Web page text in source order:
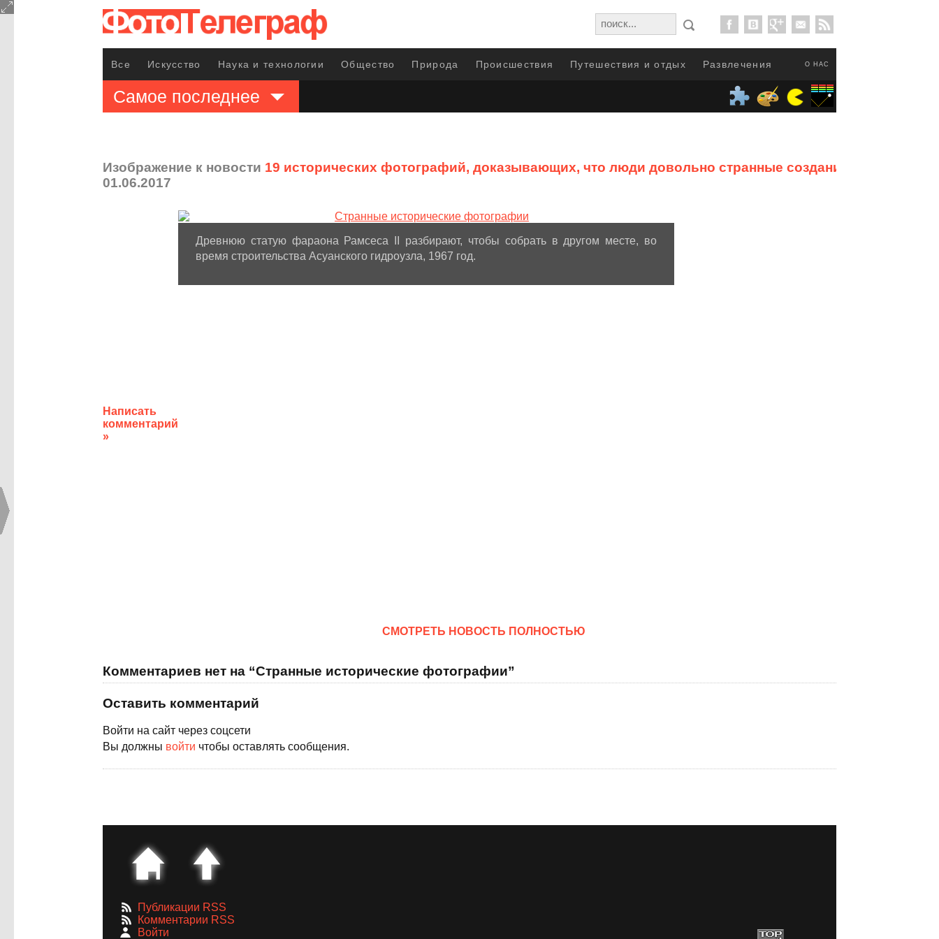
О НАС
Все Искусство Наука и технологии Общество Природа Происшествия Путешествия и отдых Развлечения
Самое последнее
Изображение к новости 19 исторических фотографий, доказывающих, что люди довольно странные создания
01.06.2017
Написать
комментарий
»
Древнюю статую фараона Рамсеса II разбирают, чтобы собрать в другом месте, во
время строительства Асуанского гидроузла, 1967 год.
CМОТРЕТЬ НОВОСТЬ ПОЛНОСТЬЮ
Комментариев нет на “Странные исторические фотографии”
Оставить комментарий
Войти на сайт через соцсети
Вы должны войти чтобы оставлять сообщения.
Публикации RSS
Комментарии RSS
Войти